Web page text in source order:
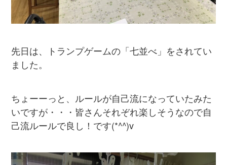
先日は、トランプゲームの「七並べ」をされてい
ました。
ちょーーっと、ルールが自己流になっていたみた
いですが・・・皆さんそれぞれ楽しそうなので自
己流ルールで良し！です(*^^)v